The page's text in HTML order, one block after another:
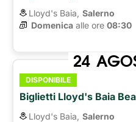
Lloyd's Baia, Salerno
Domenica alle ore 08:30
24
DISPONIBILE
Biglietti Lloyd's Baia
Lloyd's Baia, Salerno